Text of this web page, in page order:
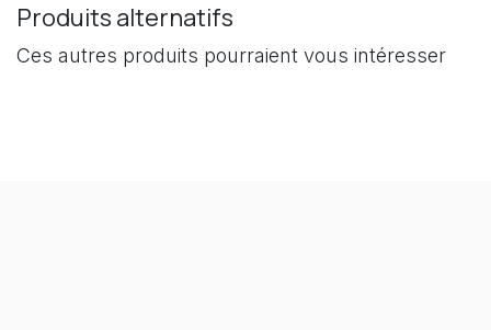
Produits alternatifs
Ces autres produits pourraient vous intéresser